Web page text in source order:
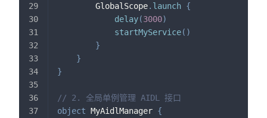
        GlobalScope
. launch {
delay(3000)
startMyService( )
}
}
}
// 2. 全局单例管理 AIDL 接口
object MyAidlManager {